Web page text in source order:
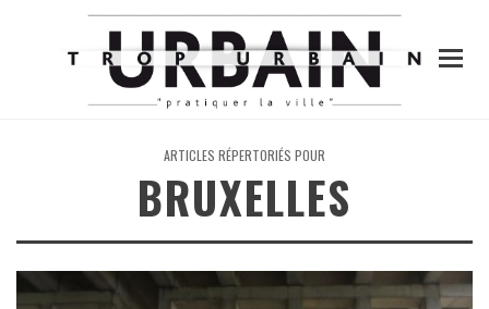
ARTICLES RÉPERTORIÉS POUR
BRUXELLES